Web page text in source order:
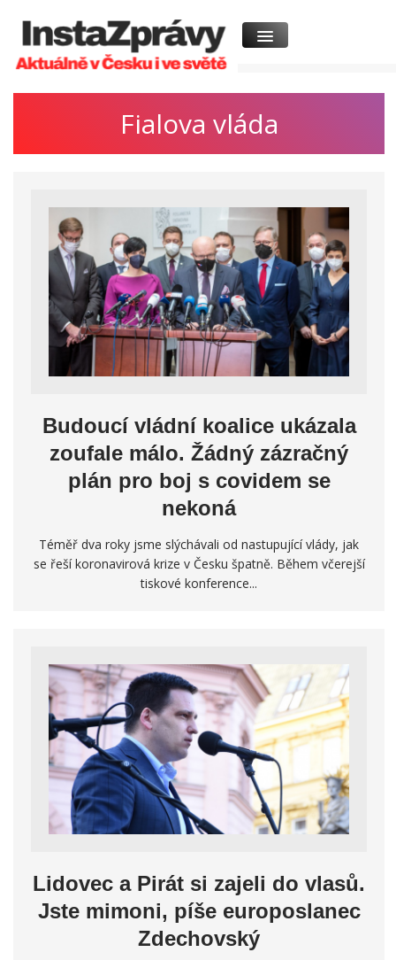
Fialova vláda
Budoucí vládní koalice ukázala
zoufale málo. Žádný zázračný
plán pro boj s covidem se
nekoná
Téměř dva roky jsme slýchávali od nastupující vlády, jak
se řeší koronavirová krize v Česku špatně. Během včerejší
tiskové konference...
Lidovec a Pirát si zajeli do vlasů.
Jste mimoni, píše europoslanec
Zdechovský